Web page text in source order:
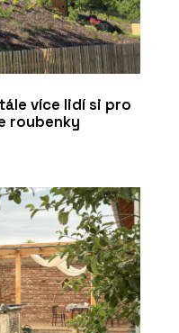
více lidí si pro
roubenky